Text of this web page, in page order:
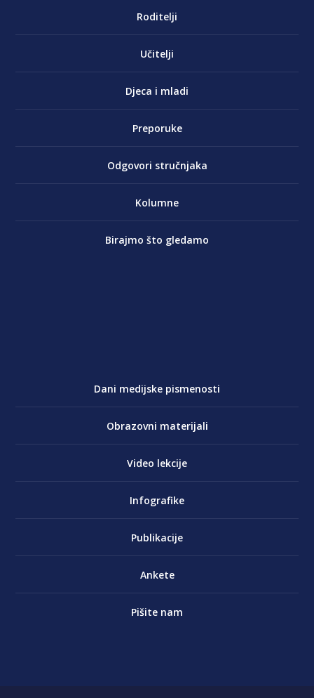
Roditelji
Učitelji
Djeca i mladi
Preporuke
Odgovori stručnjaka
Kolumne
Birajmo što gledamo
Dani medijske pismenosti
Obrazovni materijali
Video lekcije
Infografike
Publikacije
Ankete
Pišite nam